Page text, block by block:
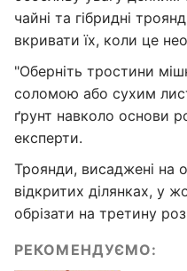
чайні та гібридні
вкривати їх, коли це
"Оберніть тростини
соломою або сухим
ґрунт навколо основи
експерти.
Троянди, висаджені на
відкритих ділянках, у
обрізати на третину
РЕКОМЕНДУЄМО: